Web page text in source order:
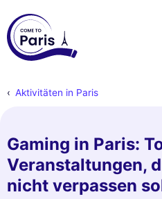
Aktivitäten in Paris
Gaming in Paris:
Veranstaltungen,
nicht verpassen